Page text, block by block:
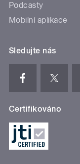
Podcasty
Mobilní aplikace
Sledujte nás
Certifikováno